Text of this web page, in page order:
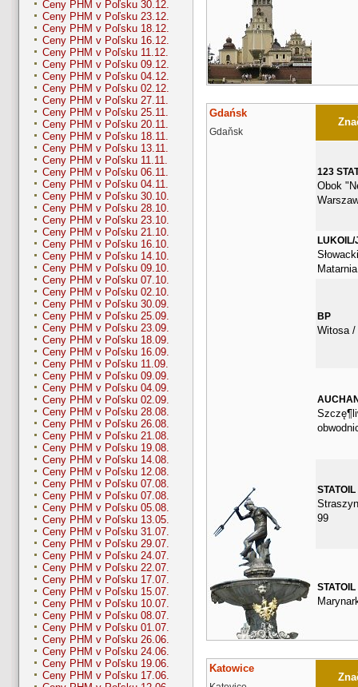
Ceny PHM v Poľsku 30.12.
Ceny PHM v Poľsku 23.12.
Ceny PHM v Poľsku 18.12.
Ceny PHM v Poľsku 16.12.
Ceny PHM v Poľsku 11.12.
Ceny PHM v Poľsku 09.12.
Ceny PHM v Poľsku 04.12.
Ceny PHM v Poľsku 02.12.
Ceny PHM v Poľsku 27.11.
Ceny PHM v Poľsku 25.11.
Ceny PHM v Poľsku 20.11.
Ceny PHM v Poľsku 18.11.
Ceny PHM v Poľsku 13.11.
Ceny PHM v Poľsku 11.11.
Ceny PHM v Poľsku 06.11.
Ceny PHM v Poľsku 04.11.
Ceny PHM v Poľsku 30.10.
Ceny PHM v Poľsku 28.10.
Ceny PHM v Poľsku 23.10.
Ceny PHM v Poľsku 21.10.
Ceny PHM v Poľsku 16.10.
Ceny PHM v Poľsku 14.10.
Ceny PHM v Poľsku 09.10.
Ceny PHM v Poľsku 07.10.
Ceny PHM v Poľsku 02.10.
Ceny PHM v Poľsku 30.09.
Ceny PHM v Poľsku 25.09.
Ceny PHM v Poľsku 23.09.
Ceny PHM v Poľsku 18.09.
Ceny PHM v Poľsku 16.09.
Ceny PHM v Poľsku 11.09.
Ceny PHM v Poľsku 09.09.
Ceny PHM v Poľsku 04.09.
Ceny PHM v Poľsku 02.09.
Ceny PHM v Poľsku 28.08.
Ceny PHM v Poľsku 26.08.
Ceny PHM v Poľsku 21.08.
Ceny PHM v Poľsku 19.08.
Ceny PHM v Poľsku 14.08.
Ceny PHM v Poľsku 12.08.
Ceny PHM v Poľsku 07.08.
Ceny PHM v Poľsku 07.08.
Ceny PHM v Poľsku 05.08.
Ceny PHM v Poľsku 13.05.
Ceny PHM v Poľsku 31.07.
Ceny PHM v Poľsku 29.07.
Ceny PHM v Poľsku 24.07.
Ceny PHM v Poľsku 22.07.
Ceny PHM v Poľsku 17.07.
Ceny PHM v Poľsku 15.07.
Ceny PHM v Poľsku 10.07.
Ceny PHM v Poľsku 08.07.
Ceny PHM v Poľsku 01.07.
Ceny PHM v Poľsku 26.06.
Ceny PHM v Poľsku 24.06.
Ceny PHM v Poľsku 19.06.
Ceny PHM v Poľsku 17.06.
Gdańsk
Gdaňsk
123
Obok
LUKOIL/
BP
Witosa /
STATOIL
99
STATOIL
Katowice